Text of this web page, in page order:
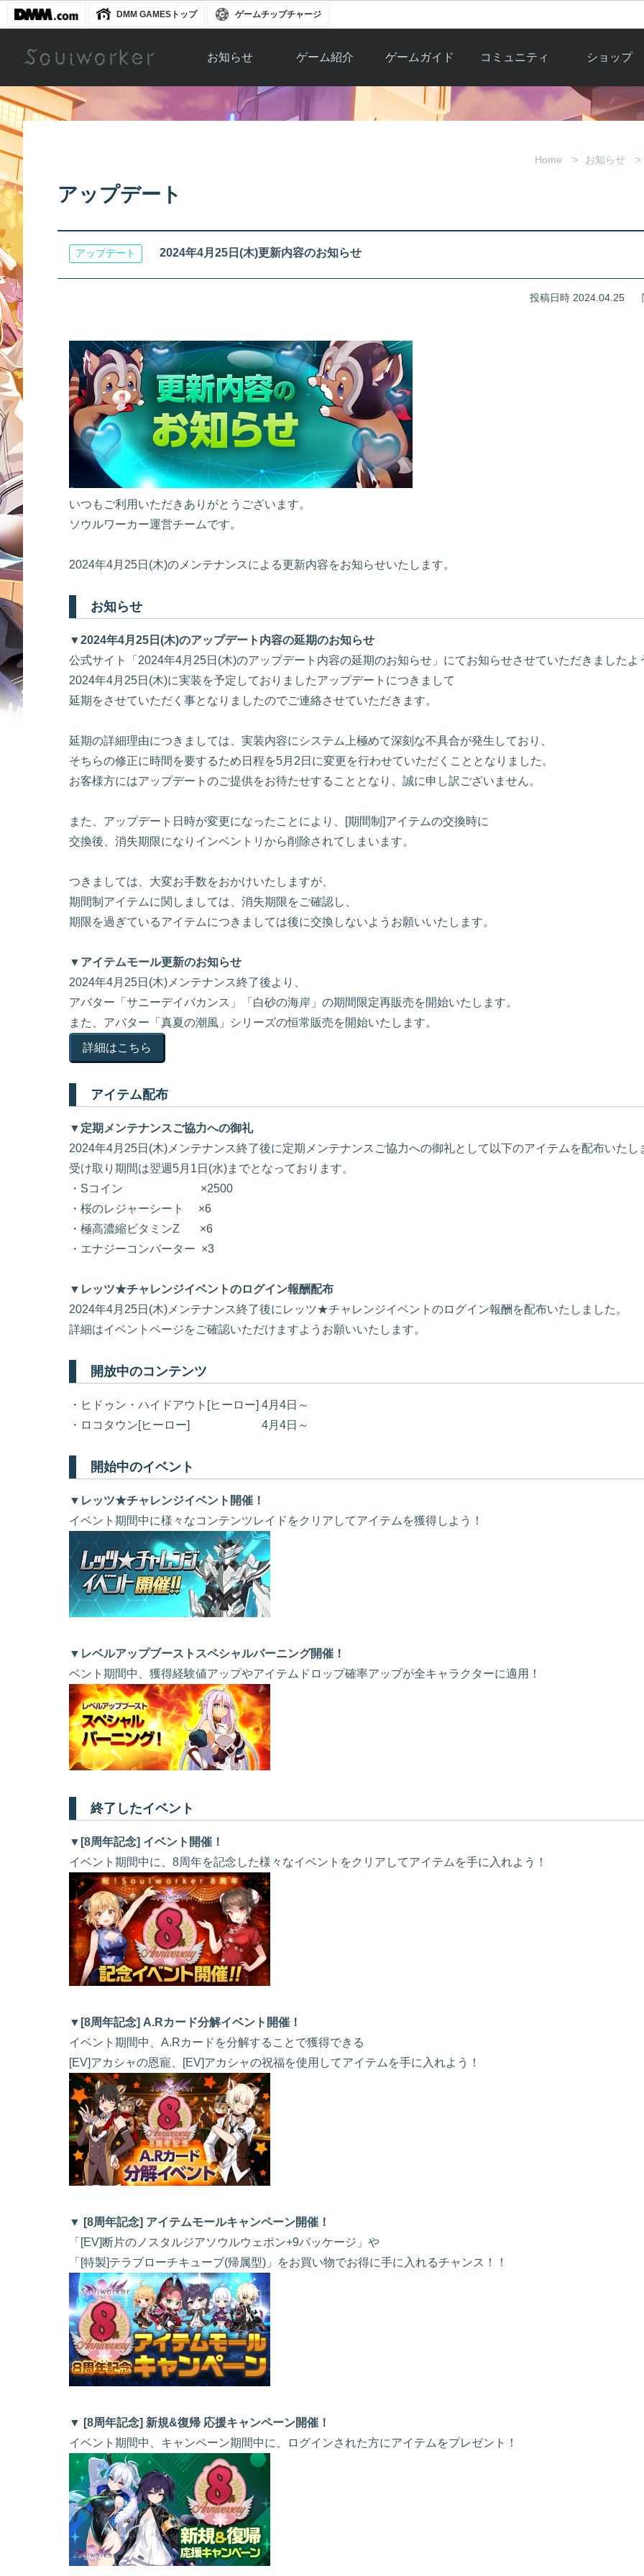
DMM GAMESトップ ゲームチップチャージ
お知らせ
お知らせ一覧
ゲーム紹介
ソウルワーカー
アップデート履
歴
ゲームガイド
ガイド総合もく
コミュニティ
自由掲示板
画像掲示板
ショップ
Y.Pの購入
アイテムカタロ
Home お知らせ
アップデート
アップデート 2024年4月25日(木)更新内容のお知らせ
投稿日時 2024.04.25
いつもご利用いただきありがとうございます。
ソウルワーカー運営チームです。
2024年4月25日(木)のメンテナンスによる更新内容をお知らせいたします。
お知らせ
▼2024年4月25日(木)のアップデート内容の延期のお知らせ
公式サイト「2024年4月25日(木)のアップデート内容の延期のお知らせ」にてお知らせさせていただきましたよ
2024年4月25日(木)に実装を予定しておりましたアップデートにつきまして
延期をさせていただく事となりましたのでご連絡させていただきます。
延期の詳細理由につきましては、実装内容にシステム上極めて深刻な不具合が発生しており、
そちらの修正に時間を要するため日程を5月2日に変更を行わせていただくこととなりました。
お客様方にはアップデートのご提供をお待たせすることとなり、誠に申し訳ございません。
また、アップデート日時が変更になったことにより、[期間制]アイテムの交換時に
交換後、消失期限になりインベントリから削除されてしまいます。
つきましては、大変お手数をおかけいたしますが、
期間制アイテムに関しましては、消失期限をご確認し、
期限を過ぎているアイテムにつきましては後に交換しないようお願いいたします。
▼アイテムモール更新のお知らせ
2024年4月25日(木)メンテナンス終了後より、
アバター「サニーデイバカンス」「白砂の海岸」の期間限定再販売を開始いたします。
また、アバター「真夏の潮風」シリーズの恒常販売を開始いたします。
詳細はこちら
アイテム配布
▼定期メンテナンスご協力への御礼
2024年4月25日(木)メンテナンス終了後に定期メンテナンスご協力への御礼として以下のアイテムを配布いたし
受け取り期間は翌週5月1日(水)までとなっております。
・Sコイン ×2500
・桜のレジャーシート ×6
・極高濃縮ビタミンZ ×6
・エナジーコンバーター ×3
▼レッツ★チャレンジイベントのログイン報酬配布
2024年4月25日(木)メンテナンス終了後にレッツ★チャレンジイベントのログイン報酬を配布いたしました。
詳細はイベントページをご確認いただけますようお願いいたします。
開放中のコンテンツ
・ヒドゥン・ハイドアウト[ヒーロー] 4月4日～
・ロコタウン[ヒーロー] 4月4日～
開始中のイベント
▼レッツ★チャレンジイベント開催！
イベント期間中に様々なコンテンツレイドをクリアしてアイテムを獲得しよう！
▼レベルアップブーストスペシャルバーニング開催！
ベント期間中、獲得経験値アップやアイテムドロップ確率アップが全キャラクターに適用！
終了したイベント
▼[8周年記念] イベント開催！
イベント期間中に、8周年を記念した様々なイベントをクリアしてアイテムを手に入れよう！
▼[8周年記念] A.Rカード分解イベント開催！
イベント期間中、A.Rカードを分解することで獲得できる
[EV]アカシャの恩寵、[EV]アカシャの祝福を使用してアイテムを手に入れよう！
▼ [8周年記念] アイテムモールキャンペーン開催！
「[EV]断片のノスタルジアソウルウェポン+9パッケージ」や
「[特製]テラブローチキューブ(帰属型)」をお買い物でお得に手に入れるチャンス！！
▼ [8周年記念] 新規&復帰 応援キャンペーン開催！
イベント期間中、キャンペーン期間中に、ログインされた方にアイテムをプレゼント！